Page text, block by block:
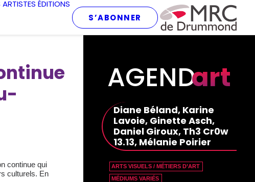
ÉDITIONS
S’ABONNER
continue qui
culturels. En
AGENDart
Diane Béland, Karine
Lavoie, Ginette Asch,
Daniel Giroux, Th3 Cr0w
13.13, Mélanie Poirier
ARTS VISUELS / MÉTIERS D’ART
MÉDIUMS VARIÉS